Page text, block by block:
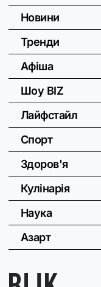
Новини
Тренди
Афіша
Шоу BIZ
Лайфстайл
Спорт
Здоров'я
Кулінарія
Наука
Азарт